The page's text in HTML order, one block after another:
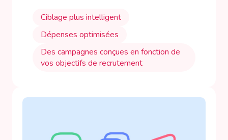
Ciblage plus intelligent
Dépenses optimisées
Des campagnes conçues en fonction de
vos objectifs de recrutement